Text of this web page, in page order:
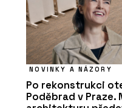
NOVINKY A NÁZORY
Po rekonstrukci
Poděbrad v Praze.